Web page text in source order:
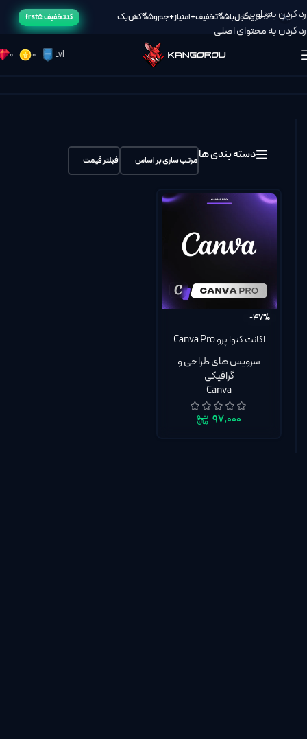
🎉خرید اول با 5% تخفیف + امتیاز + جم و 5% کش بک کد تخفیف: frst5
رد کردن به ناوبری
رد کردن به محتوای اصلی
0 0 Lvl
دسته بندی هامرتب سازی بر اساس فیلتر قیمت
-47%
اکانت کنوا پرو Canva Pro
اختصاصی قابل تمدید
سرویس های طراحی و
گرافیکی
Canva
۹۷,۰۰۰